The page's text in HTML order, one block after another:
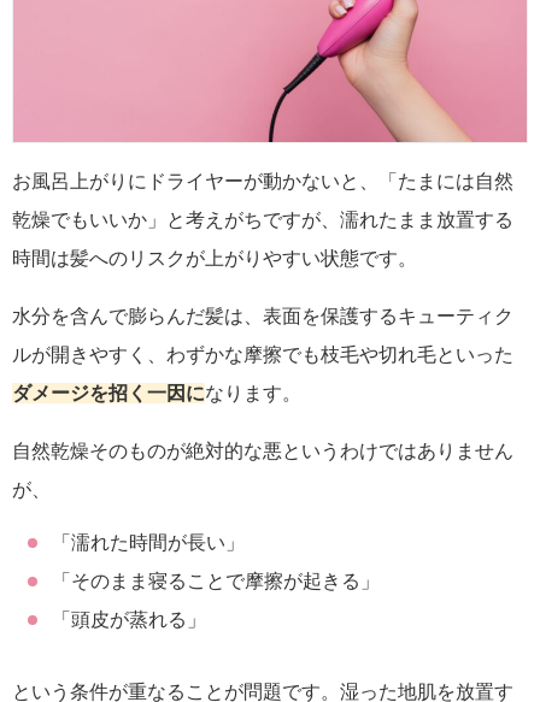
お風呂上がりにドライヤーが動かないと、「たまには自然
乾燥でもいいか」と考えがちですが、濡れたまま放置する
時間は髪へのリスクが上がりやすい状態です。
水分を含んで膨らんだ髪は、表面を保護するキューティク
ルが開きやすく、わずかな摩擦でも枝毛や切れ毛といった
ダメージを招く一因になります。
自然乾燥そのものが絶対的な悪というわけではありません
が、
「濡れた時間が長い」
「そのまま寝ることで摩擦が起きる」
「頭皮が蒸れる」
という条件が重なることが問題です。湿った地肌を放置す